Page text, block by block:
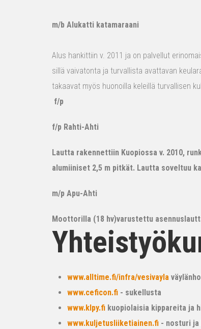
m/b Alukatti katamaraani
Alus hankittiin v. 2011 ja on palvellut
sillä vaivatonta ja turvallista avattavan
takaavat myös huonoilla keleillä turvallisen
f/p
f/p Rahti-Ahti
Lautta rakennettiin Kuopiossa v. 2010,
alumiiniset 2,5 m pitkät. Lautta soveltuu
m/p Apu-Ahti
Moottorilla (18 hv)varustettu
www.alltime.fi/infra/vesivayla
www.ceficon.fi - sukellusta
www.klpy.fi kuopiolaisia kippareita ja
www.kuljetusliiketiainen.fi - nosturi